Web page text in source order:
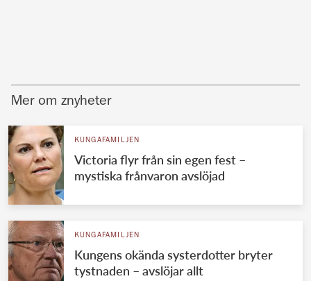
Mer om znyheter
KUNGAFAMILJEN
Victoria flyr från sin egen fest –
mystiska frånvaron avslöjad
KUNGAFAMILJEN
Kungens okända systerdotter bryter
tystnaden – avslöjar allt